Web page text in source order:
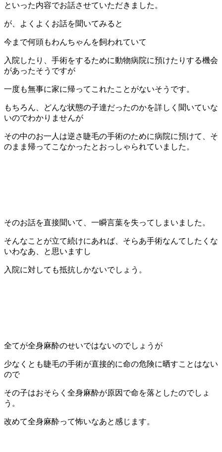
といった内容でお話させていただきました。
が、よくよくお話を聞いてみると
今まで何頭もわんちゃんを飼われていて
入院したり、手術をするために動物病院に預けたりする機会
があったそうですが
一度も無事に家に帰ってこれたことがないそうです。
もちろん、どんな状態の子達だったのかを詳しく聞いていな
いのでわかりませんが
その中のお一人は逆さ睫毛の手術のために病院に預けて、そ
のまま帰ってこなかったとおっしゃられていました。
そのお話を直接聞いて、一瞬言葉を失ってしまいました。
そんなことが立て続けにあれば、そらあ手術なんてしたくな
いわなあ、と思いますし
入院に対しても抵抗しかないでしょう。
全てが全身麻酔のせいではないのでしょうが
少なくとも睫毛の手術が直接的に命の危険に晒すことはない
ので
その子はおそらく全身麻酔が原因で命を落としたのでしょ
う。
改めて全身麻酔って怖いなあと感じます。